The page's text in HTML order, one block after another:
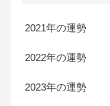
2021年の運勢
2022年の運勢
2023年の運勢